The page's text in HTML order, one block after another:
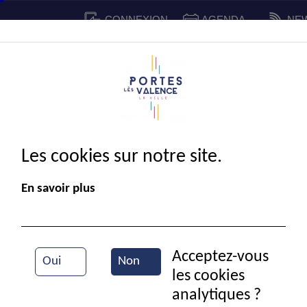
CONNEXION AGENDA
CADRE DE VIE SPORT ET
de l’avenue du port sous la ligne
Article du 20-07-2026
Les cookies sur notre site.
En savoir plus
Oui Non
Acceptez-vous
les cookies
analytiques ?